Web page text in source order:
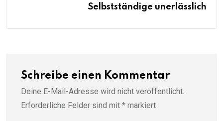
Selbstständige unerlässlich
Schreibe einen Kommentar
Deine E-Mail-Adresse wird nicht veröffentlicht.
Erforderliche Felder sind mit * markiert